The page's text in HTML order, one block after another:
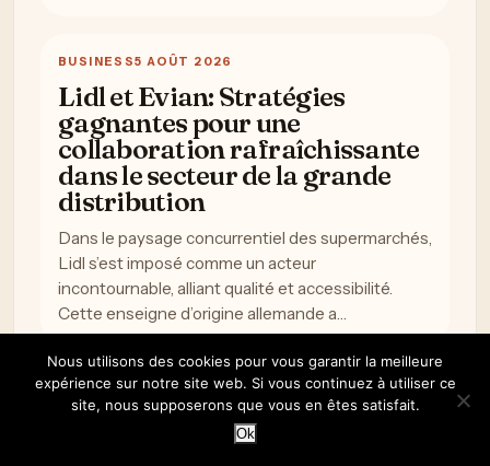
BUSINESS5 AOÛT 2026
Lidl et Evian: Stratégies
gagnantes pour une
collaboration rafraîchissante
dans le secteur de la grande
distribution
Dans le paysage concurrentiel des supermarchés,
Lidl s’est imposé comme un acteur
incontournable, alliant qualité et accessibilité.
Cette enseigne d’origine allemande a…
Nous utilisons des cookies pour vous garantir la meilleure
expérience sur notre site web. Si vous continuez à utiliser ce
site, nous supposerons que vous en êtes satisfait.
Ok